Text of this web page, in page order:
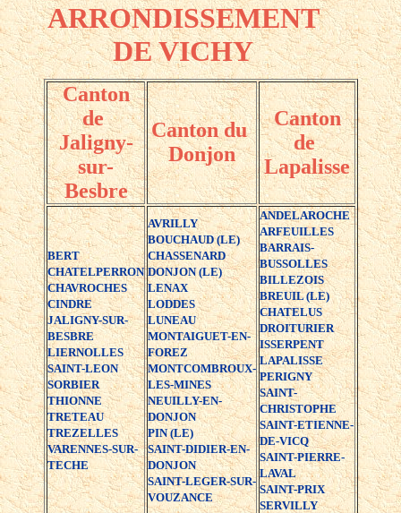
ARRONDISSEMENT
DE VICHY
Canton
de
Jaligny-
sur-
Besbre
Canton du
Donjon
Canton
de
Lapalisse
BERT
CHATELPERRON
CHAVROCHES
CINDRE
JALIGNY-SUR-
BESBRE
LIERNOLLES
SAINT-LEON
SORBIER
THIONNE
TRETEAU
TREZELLES
VARENNES-SUR-
TECHE
AVRILLY
BOUCHAUD (LE)
CHASSENARD
DONJON (LE)
LENAX
LODDES
LUNEAU
MONTAIGUET-EN-
FOREZ
MONTCOMBROUX-
LES-MINES
NEUILLY-EN-
DONJON
PIN (LE)
SAINT-DIDIER-EN-
DONJON
SAINT-LEGER-SUR-
VOUZANCE
ANDELAROCHE
ARFEUILLES
BARRAIS-
BUSSOLLES
BILLEZOIS
BREUIL (LE)
CHATELUS
DROITURIER
ISSERPENT
LAPALISSE
PERIGNY
SAINT-
CHRISTOPHE
SAINT-ETIENNE-
DE-VICQ
SAINT-PIERRE-
LAVAL
SAINT-PRIX
SERVILLY